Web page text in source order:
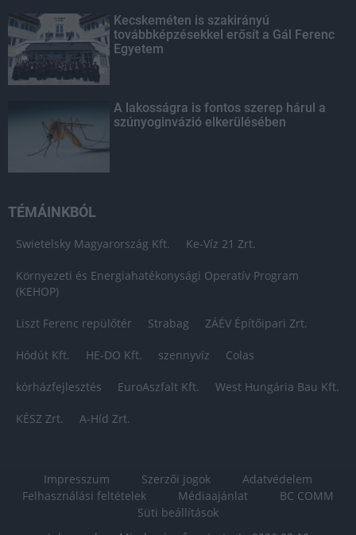
Kecskeméten is szakirányú
továbbképzésekkel erősít a Gál Ferenc
Egyetem
A lakosságra is fontos szerep hárul a
szúnyoginvázió elkerülésében
TÉMÁINKBÓL
Swietelsky Magyarország Kft. Ke-Víz 21 Zrt.
Környezeti és Energiahatékonysági Operatív Program
(KEHOP)
Liszt Ferenc repülőtér Strabag ZÁÉV Építőipari Zrt.
Hódút Kft. HE-DO Kft. szennyvíz Colas
kórházfejlesztés EuroAszfalt Kft. West Hungária Bau Kft.
KÉSZ Zrt. A-Híd Zrt.
Impresszum Szerzői jogok
Adatvédelem
Felhasználási feltételek
Médiaajánlat
BC COMM
Süti beállítások